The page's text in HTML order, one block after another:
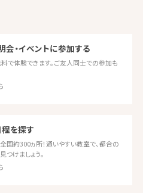
会・イベントに参加する
で体験できます。ご友人同士での参加も
を探す
国約300ヵ所！通いやすい教室で、都合の
けましょう。